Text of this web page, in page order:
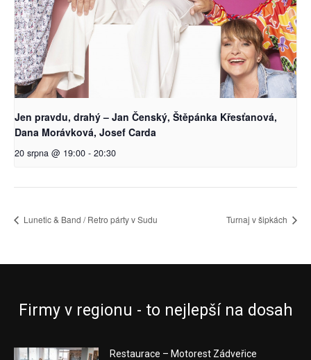
Jen pravdu, drahý – Jan Čenský, Štěpánka Křesťanová,
Dana Morávková, Josef Carda
20 srpna @ 19:00 - 20:30
Lunetic & Band / Retro párty v Sudu Turnaj v šipkách
Firmy v regionu - to nejlepší na dosah
Restaurace – Motorest Zádveřice